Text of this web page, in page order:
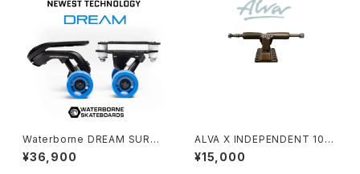
Waterborne DREAM SURF
TRUCK ドリームパック
¥36,900
ALVA X INDEPENDENT 109
BRONZE TRUCKS (SET) 45
TH ANNIVERSARY LIMITED
¥15,000